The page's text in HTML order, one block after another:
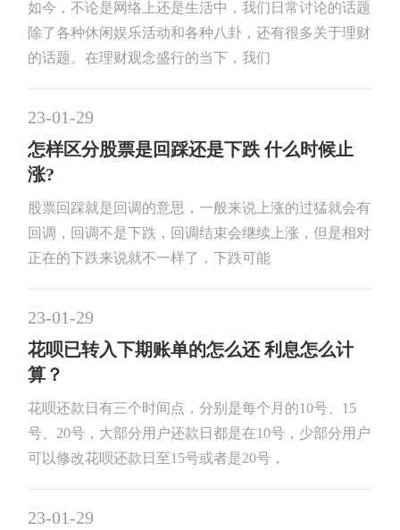
如今，不论是网络上还是生活中，我们日常讨论的话题
除了各种休闲娱乐活动和各种八卦，还有很多关于理财
的话题。在理财观念盛行的当下，我们
23-01-29
怎样区分股票是回踩还是下跌 什么时候止
涨?
股票回踩就是回调的意思，一般来说上涨的过猛就会有
回调，回调不是下跌，回调结束会继续上涨，但是相对
正在的下跌来说就不一样了，下跌可能
23-01-29
花呗已转入下期账单的怎么还 利息怎么计
算？
花呗还款日有三个时间点，分别是每个月的10号、15
号、20号，大部分用户还款日都是在10号，少部分用户
可以修改花呗还款日至15号或者是20号，
23-01-29